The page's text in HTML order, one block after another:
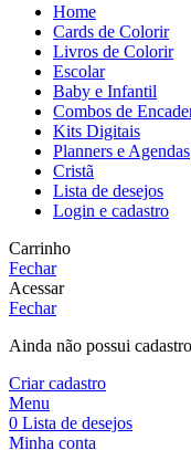
Home
Cards de Colorir
Livros de Colorir
Escolar
Baby e Infantil
Combos de
Kits Digitais
Planners e Agendas
Cristã
Lista de desejos
Login e cadastro
Carrinho
Fechar
Acessar
Fechar
Ainda não possui
Criar cadastro
Menu
0 Lista de desejos
Minha conta